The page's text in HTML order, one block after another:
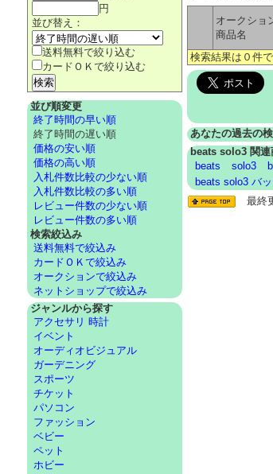
オークショ
商品名
検索結果は０件
あなたの過去の
beats solo3 関連
beats
solo3
beats solo3 バ
最終
円
並び替え：
送料無料で絞り込む
カードＯＫで絞り込む
並び順変更
終了時間の早い順
終了時間の遅い順
価格の安い順
価格の高い順
入札件数比較の少ない順
入札件数比較の多い順
レビュー件数の少ない順
レビュー件数の多い順
検索絞込み
送料無料で絞込み
カードＯＫで絞込み
オークションで絞込み
ネットショップで絞込み
ジャンルから探す
アクセサリ 時計
イベント
オーディオビジュアル
ガーデニング
スポーツ
チケット
パソコン
ファッション
ベビー
ペット
ホビー